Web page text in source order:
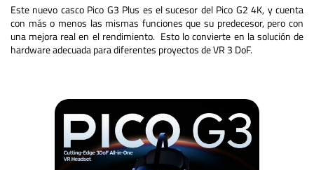
Este nuevo casco Pico G3 Plus es el sucesor del Pico G2 4K, y cuenta
con más o menos las mismas funciones que su predecesor, pero con
una mejora real en el rendimiento. Esto lo convierte en la solución de
hardware adecuada para diferentes proyectos de VR 3 DoF.